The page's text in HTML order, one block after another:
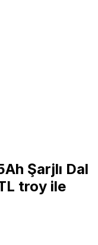
Şarjlı Dal
troy ile